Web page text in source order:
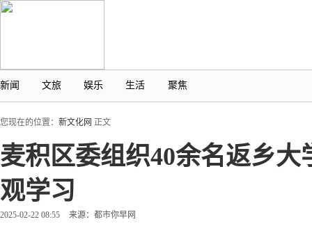
新闻 文旅 娱乐 生活 聚焦
您现在的位置： 新文化网 正文
麦积区委组织40余名返乡
观学习
2025-02-22 08:55 来源：都市你早网